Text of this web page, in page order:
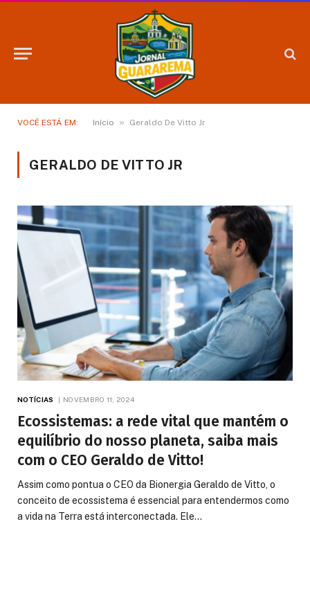
VOCÊ ESTÁ EM: Início » Geraldo De Vitto Jr
GERALDO DE VITTO JR
NOTÍCIAS NOVEMBRO 11, 2024
Ecossistemas: a rede vital que mantém o
equilíbrio do nosso planeta, saiba mais
com o CEO Geraldo de Vitto!
Assim como pontua o CEO da Bionergia Geraldo de Vitto, o
conceito de ecossistema é essencial para entendermos como
a vida na Terra está interconectada. Ele…